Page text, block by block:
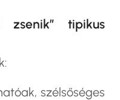
zsenik” tipikus
szélsőséges